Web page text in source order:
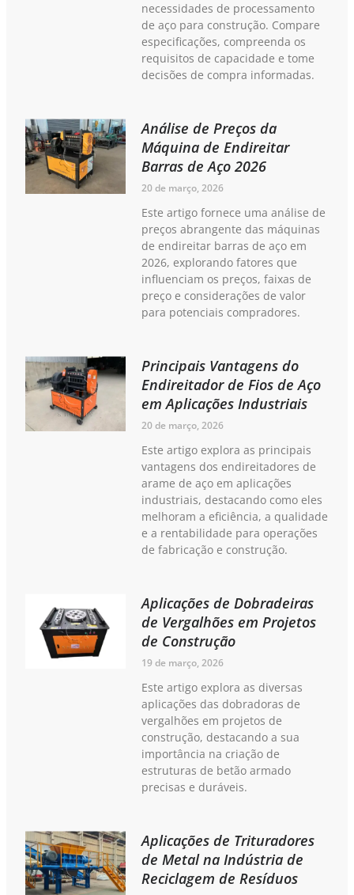
necessidades de processamento
de aço para construção. Compare
especificações, compreenda os
requisitos de capacidade e tome
decisões de compra informadas.
Análise de Preços da
Máquina de Endireitar
Barras de Aço 2026
20 de março, 2026
Este artigo fornece uma análise de
preços abrangente das máquinas
de endireitar barras de aço em
2026, explorando fatores que
influenciam os preços, faixas de
preço e considerações de valor
para potenciais compradores.
Principais Vantagens do
Endireitador de Fios de Aço
em Aplicações Industriais
20 de março, 2026
Este artigo explora as principais
vantagens dos endireitadores de
arame de aço em aplicações
industriais, destacando como eles
melhoram a eficiência, a qualidade
e a rentabilidade para operações
de fabricação e construção.
Aplicações de Dobradeiras
de Vergalhões em Projetos
de Construção
19 de março, 2026
Este artigo explora as diversas
aplicações das dobradoras de
vergalhões em projetos de
construção, destacando a sua
importância na criação de
estruturas de betão armado
precisas e duráveis.
Aplicações de Trituradores
de Metal na Indústria de
Reciclagem de Resíduos